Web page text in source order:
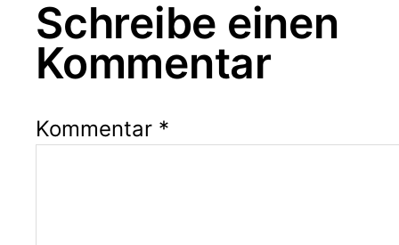
Schreibe einen
Kommentar
Kommentar *